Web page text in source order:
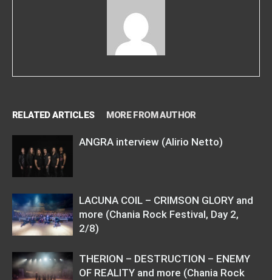
RELATED ARTICLES MORE FROM AUTHOR
ANGRA interview (Alirio Netto)
LACUNA COIL – CRIMSON GLORY and
more (Chania Rock Festival, Day 2,
2/8)
THERION – DESTRUCTION – ENEMY
OF REALITY and more (Chania Rock